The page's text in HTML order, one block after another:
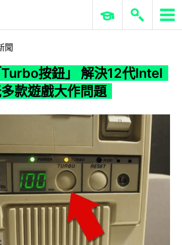
ERP 與商業 AI
聞
按鈕」 解決12代Intel
款遊戲大作問題